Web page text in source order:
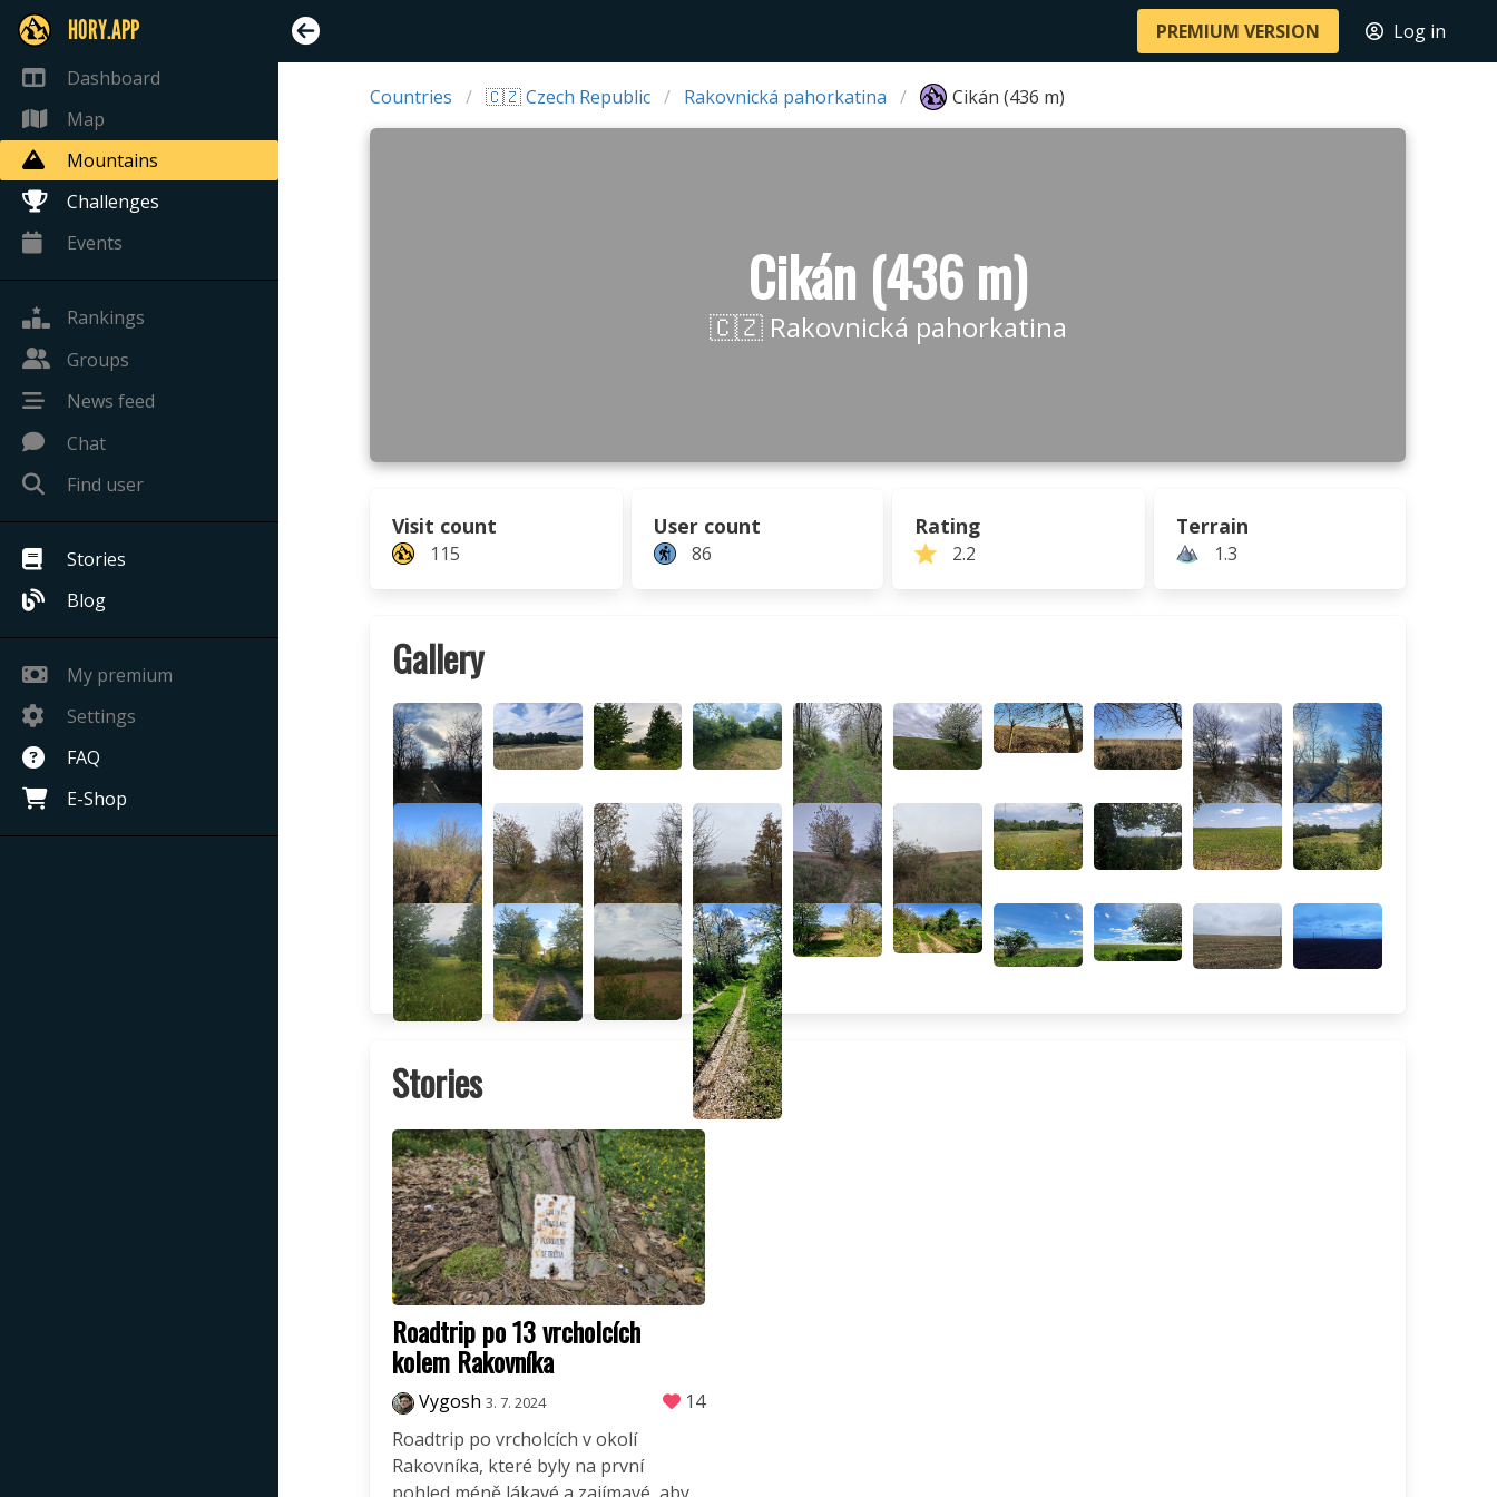
HORY.APP
Dashboard
Map
Mountains
Challenges
Events
Rankings
Groups
News feed
Chat
Find user
Stories
Blog
My premium
Settings
FAQ
E-Shop
PREMIUM VERSION Log in
Countries 🇨🇿 Czech Republic Rakovnická pahorkatina Cikán (436 m)
Cikán (436 m)
🇨🇿 Rakovnická pahorkatina
Visit count
115
User count
86
Rating
2.2
Terrain
1.3
Gallery
Stories
Roadtrip po 13 vrcholcích
kolem Rakovníka
Vygosh 3. 7. 2024
14
Roadtrip po vrcholcích v okolí
Rakovníka, které byly na první